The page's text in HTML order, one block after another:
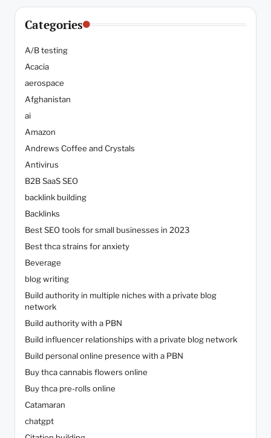
Categories
A/B testing
Acacia
aerospace
Afghanistan
ai
Amazon
Andrews Coffee and Crystals
Antivirus
B2B SaaS SEO
backlink building
Backlinks
Best SEO tools for small businesses in 2023
Best thca strains for anxiety
Beverage
blog writing
Build authority in multiple niches with a private blog
network
Build authority with a PBN
Build influencer relationships with a private blog network
Build personal online presence with a PBN
Buy thca cannabis flowers online
Buy thca pre-rolls online
Catamaran
chatgpt